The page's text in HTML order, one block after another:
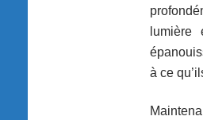
à ce